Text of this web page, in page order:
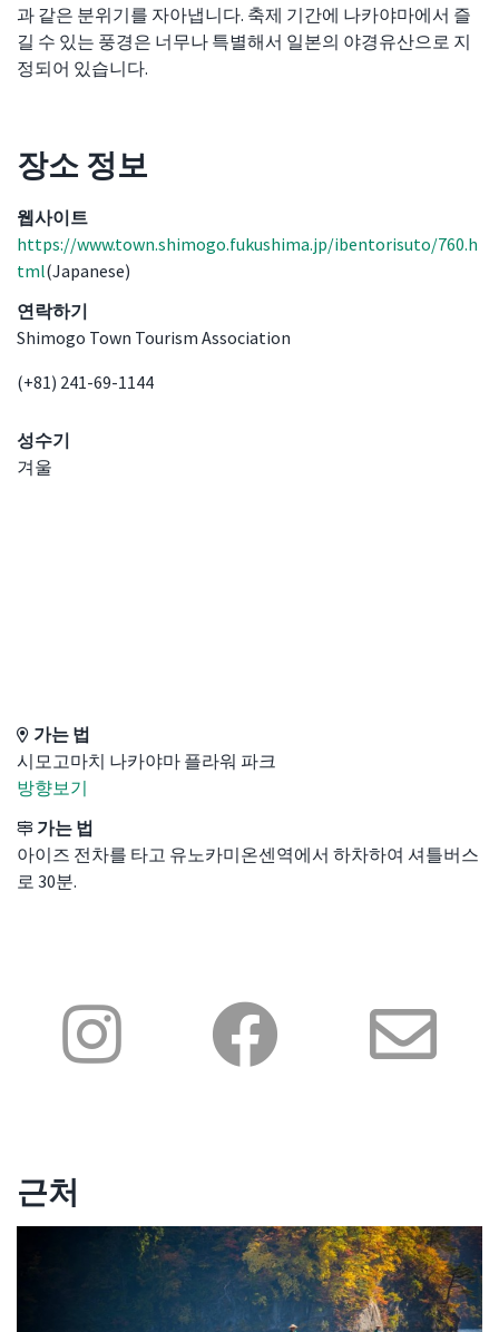
과 같은 분위기를 자아냅니다. 축제 기간에 나카야마에서 즐
길 수 있는 풍경은 너무나 특별해서 일본의 야경유산으로 지
정되어 있습니다.
장소 정보
웹사이트
https://www.town.shimogo.fukushima.jp/ibentorisuto/760.h
tml(Japanese)
연락하기
Shimogo Town Tourism Association
(+81) 241-69-1144
성수기
겨울
가는 법
시모고마치 나카야마 플라워 파크
방향보기
가는 법
아이즈 전차를 타고 유노카미온센역에서 하차하여 셔틀버스
로 30분.
근처